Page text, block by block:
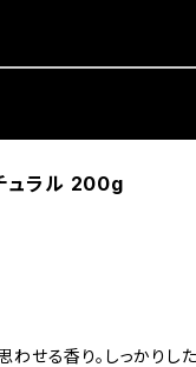
ュラル 200g
わせる香り。しっかりし